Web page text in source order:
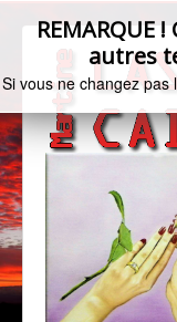
REMARQUE
autres
Si vous ne changez